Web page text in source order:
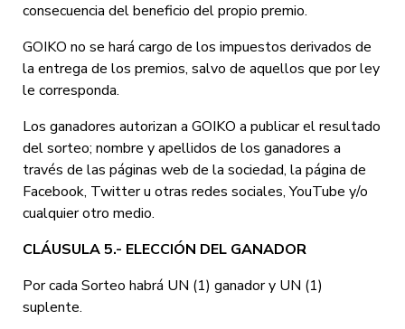
consecuencia del beneficio del propio premio.
GOIKO no se hará cargo de los impuestos derivados de
la entrega de los premios, salvo de aquellos que por ley
le corresponda.
Los ganadores autorizan a GOIKO a publicar el resultado
del sorteo; nombre y apellidos de los ganadores a
través de las páginas web de la sociedad, la página de
Facebook, Twitter u otras redes sociales, YouTube y/o
cualquier otro medio.
CLÁUSULA 5.- ELECCIÓN DEL GANADOR
Por cada Sorteo habrá UN (1) ganador y UN (1)
suplente.